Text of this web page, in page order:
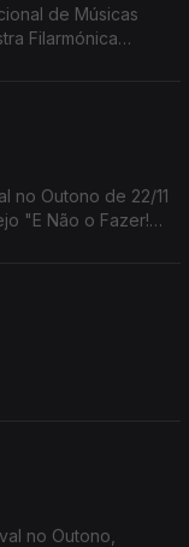
de Músicas
Filarmónica
no Outono de 22/11
no Outono,